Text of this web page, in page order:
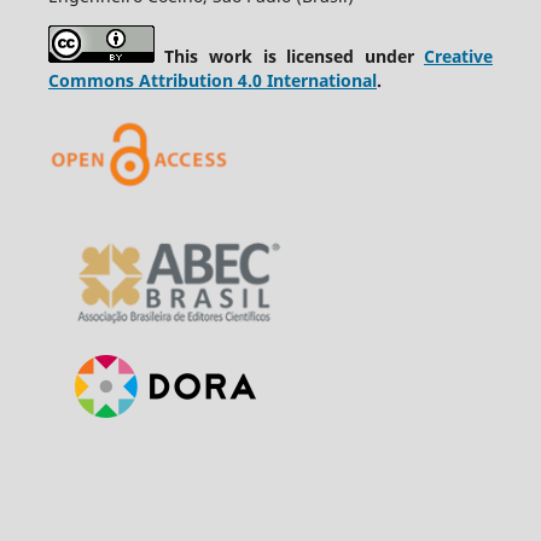
This work is licensed underCreative
Commons Attribution 4.0 International.